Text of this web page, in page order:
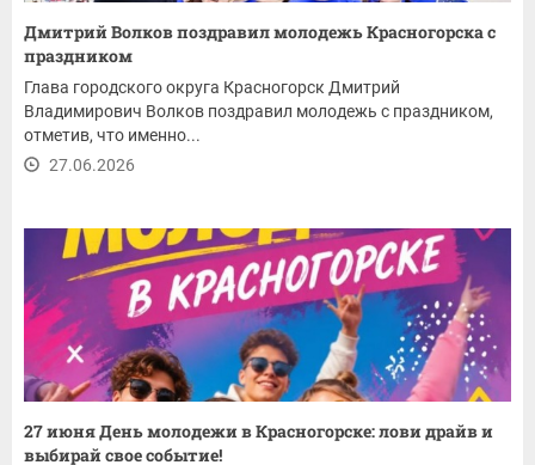
Дмитрий Волков поздравил молодежь Красногорска с
праздником
Глава городского округа Красногорск Дмитрий
Владимирович Волков поздравил молодежь с праздником,
отметив, что именно...
27.06.2026
27 июня День молодежи в Красногорске: лови драйв и
выбирай свое событие!